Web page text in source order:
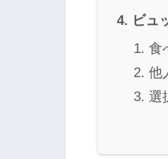
ビュ
食
他
選